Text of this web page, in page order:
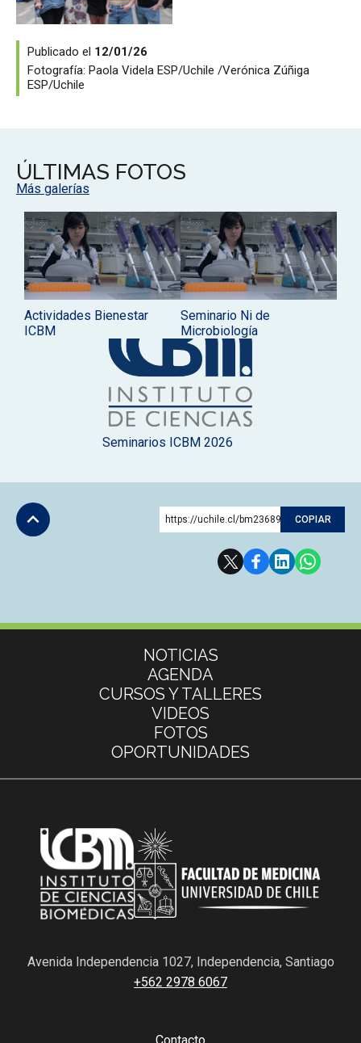
Publicado el 12/01/26
Fotografía: Paola Videla ESP/Uchile
Verónica Zúñiga
ESP/Uchile
ÚLTIMAS FOTOS
Más galerías
Actividades Bienestar
ICBM
Seminario Ni de
Microbiología
Seminarios ICBM 2026
https://uchile.cl/bm236891 COPIAR
NOTICIAS
AGENDA
CURSOS Y TALLERES
VIDEOS
FOTOS
OPORTUNIDADES
Avenida Independencia 1027, Independencia, Santiago
+562 2978 6067